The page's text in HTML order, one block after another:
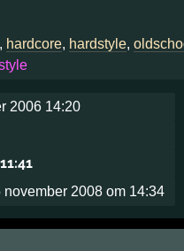
, hardcore, hardstyle,
2006 14:20
2008 om 14:34